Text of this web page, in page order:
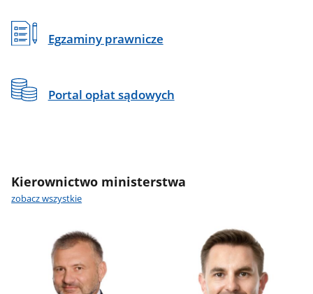
Egzaminy prawnicze
Portal opłat sądowych
Kierownictwo ministerstwa
zobacz wszystkie